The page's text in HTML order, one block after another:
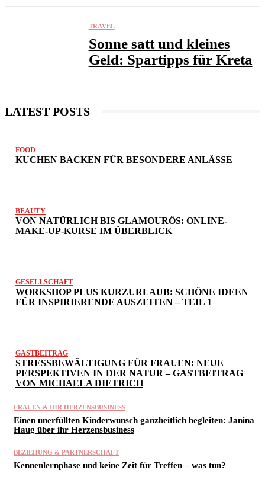
TRAVEL
Sonne satt und kleines
Geld: Spartipps für Kreta
LATEST POSTS
FOOD
KUCHEN BACKEN FÜR BESONDERE ANLÄSSE
BEAUTY
VON NATÜRLICH BIS GLAMOURÖS: ONLINE-
MAKE-UP-KURSE IM ÜBERBLICK
GESELLSCHAFT
WORKSHOP PLUS KURZURLAUB: SCHÖNE IDEEN
FÜR INSPIRIERENDE AUSZEITEN – TEIL 1
GASTBEITRAG
STRESSBEWÄLTIGUNG FÜR FRAUEN: NEUE
PERSPEKTIVEN IN DER NATUR – GASTBEITRAG
VON MICHAELA DIETRICH
FRAUEN & IHR HERZENSBUSINESS
Einen unerfüllten Kinderwunsch ganzheitlich begleiten: Janina
Haug über ihr Herzensbusiness
BEZIEHUNG & PARTNERSCHAFT
Kennenlernphase und keine Zeit für Treffen – was tun?